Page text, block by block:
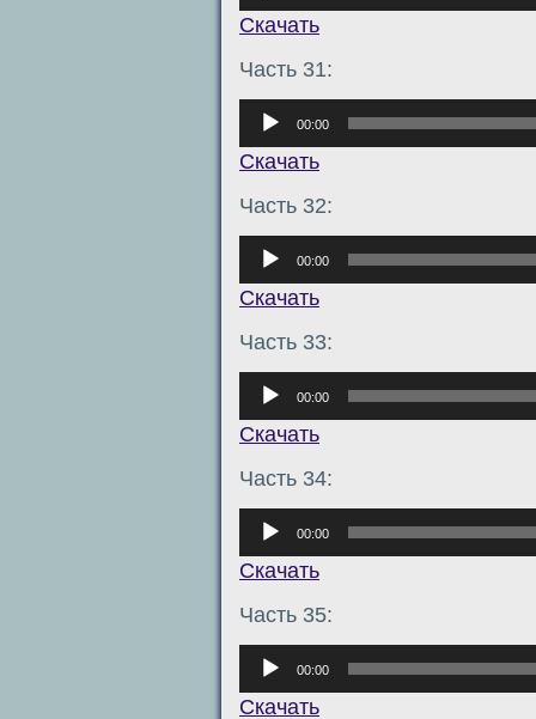
Скачать
Часть 31:
Аудиоплеер
00:00
Скачать
Часть 32:
Аудиоплеер
00:00
Скачать
Часть 33:
Аудиоплеер
00:00
Скачать
Часть 34:
Аудиоплеер
00:00
Скачать
Часть 35:
Аудиоплеер
00:00
Скачать